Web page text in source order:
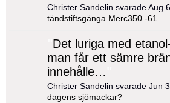
Christer Sandelin svarade Aug
tändstiftsgänga Merc350 -61
Det luriga med
man får ett sämre
innehålle…
Christer Sandelin svarade Jun
dagens sjömackar?